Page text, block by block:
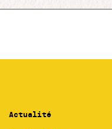
Actualité